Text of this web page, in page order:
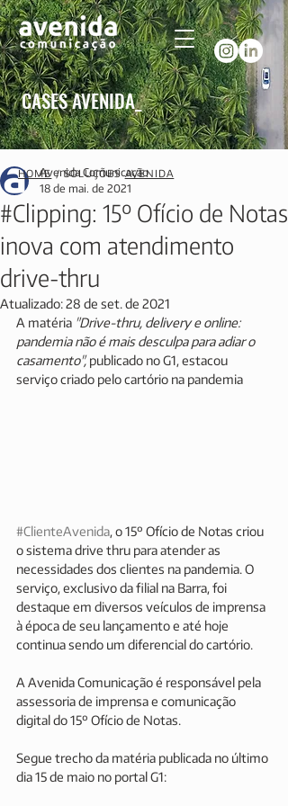
CASES AVENIDA_
#Clipping: 15º Ofício de Notas
inova com atendimento
drive-thru
Avenida Comunicação
18 de mai. de 2021
Atualizado:28 de set. de 2021
A matéria "Drive-thru, delivery e online:
pandemia não é mais desculpa para adiar o
casamento", publicado no G1, estacou
serviço criado pelo cartório na pandemia
#ClienteAvenida, o 15º Ofício de Notas criou
o sistema drive thru para atender as
necessidades dos clientes na pandemia. O
serviço, exclusivo da filial na Barra, foi
destaque em diversos veículos de imprensa
à época de seu lançamento e até hoje
continua sendo um diferencial do cartório.
A Avenida Comunicação é responsável pela
assessoria de imprensa e comunicação
digital do 15º Ofício de Notas.
Segue trecho da matéria publicada no último
dia 15 de maio no portal G1:
HOME/ SOLUÇÕESAVENIDA